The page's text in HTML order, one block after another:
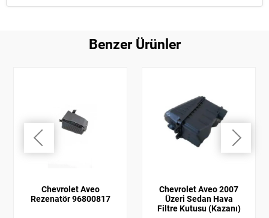
Benzer Ürünler
Chevrolet Aveo
Rezenatör 96800817
Chevrolet Aveo 2007
Üzeri Sedan Hava
Filtre Kutusu (Kazanı)